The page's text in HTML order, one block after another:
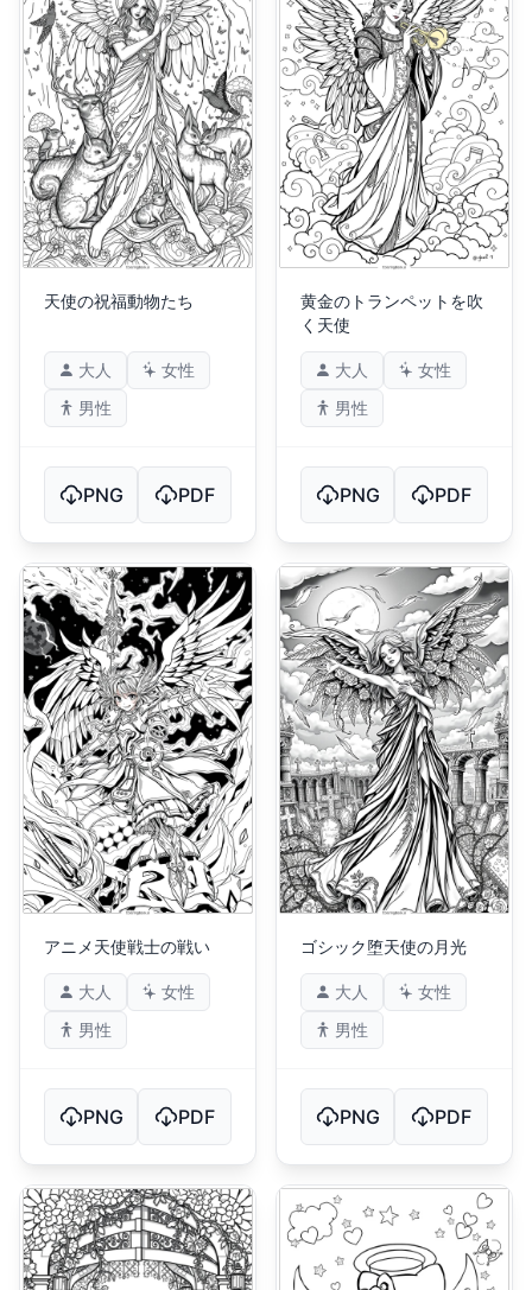
天使の祝福動物たち
大人
女性
男性
PNG PDF
黄金のトランペットを吹
く天使
大人
女性
男性
PNG PDF
アニメ天使戦士の戦い
大人
女性
男性
PNG PDF
ゴシック堕天使の月光
大人
女性
男性
PNG PDF